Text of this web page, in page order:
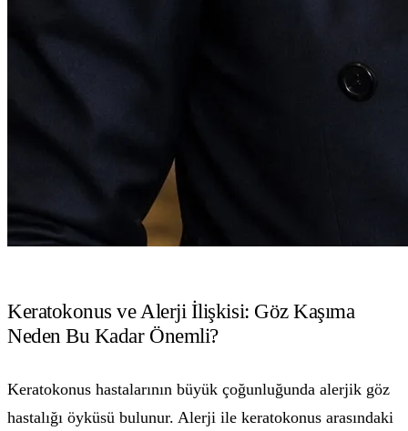
Keratokonus ve Alerji İlişkisi: Göz Kaşıma
Neden Bu Kadar Önemli?
Keratokonus hastalarının büyük çoğunluğunda alerjik göz
hastalığı öyküsü bulunur. Alerji ile keratokonus arasındaki